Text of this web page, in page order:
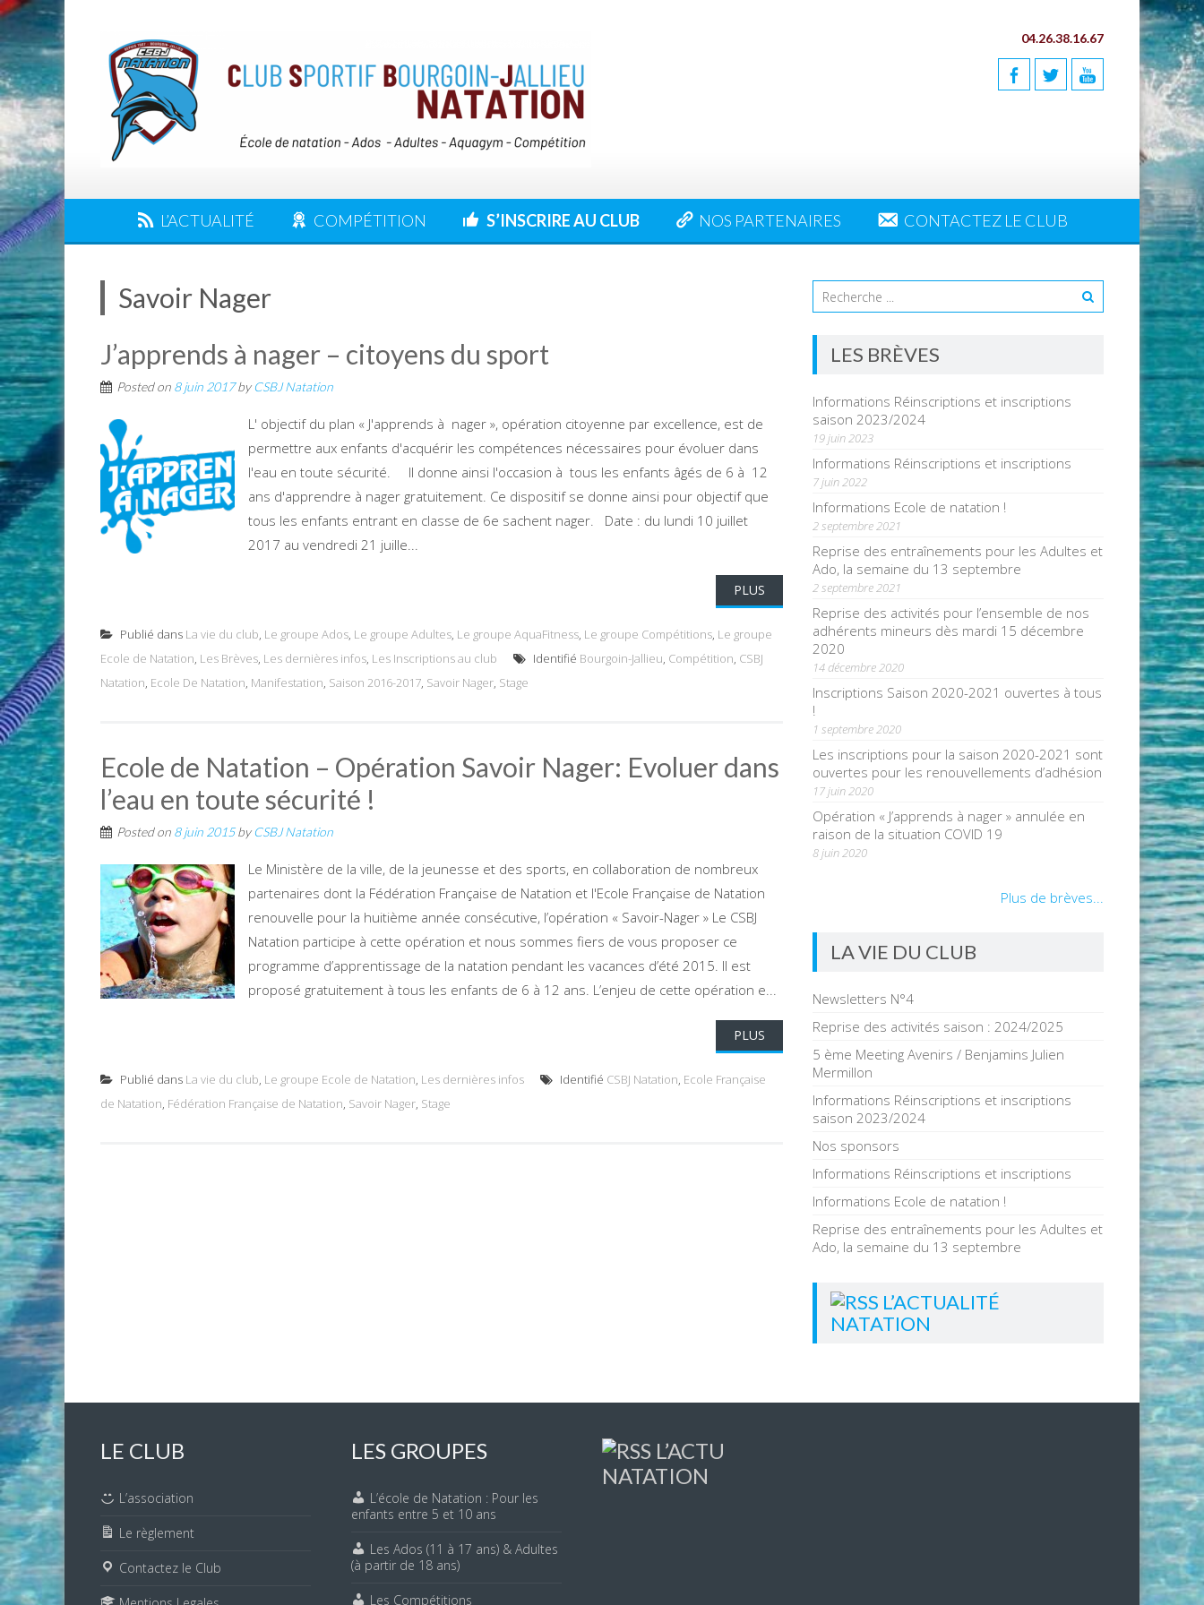
04.26.38.16.67
L’ACTUALITÉ COMPÉTITION S’INSCRIRE AU CLUB NOS PARTENAIRES CONTACTEZ LE CLUB
Savoir Nager
J’apprends à nager – citoyens du sport
Posted on 8 juin 2017by CSBJ Natation
L' objectif du plan « J'apprends à nager », opération citoyenne par excellence, est de
permettre aux enfants d'acquérir les compétences nécessaires pour évoluer dans
l'eau en toute sécurité. Il donne ainsi l'occasion à tous les enfants âgés de 6 à 12
ans d'apprendre à nager gratuitement. Ce dispositif se donne ainsi pour objectif que
tous les enfants entrant en classe de 6e sachent nager. Date : du lundi 10 juillet
2017 au vendredi 21 juille...
PLUS
Publié dans La vie du club, Le groupe Ados, Le groupe Adultes, Le groupe AquaFitness, Le groupe Compétitions, Le groupe
Ecole de Natation, Les Brèves, Les dernières infos, Les Inscriptions au club Identifié Bourgoin-Jallieu, Compétition, CSBJ
Natation, Ecole De Natation, Manifestation, Saison 2016-2017, Savoir Nager, Stage
Ecole de Natation – Opération Savoir Nager: Evoluer dans
l’eau en toute sécurité !
Posted on 8 juin 2015by CSBJ Natation
Le Ministère de la ville, de la jeunesse et des sports, en collaboration de nombreux
partenaires dont la Fédération Française de Natation et l'Ecole Française de Natation
renouvelle pour la huitième année consécutive, l’opération « Savoir-Nager » Le CSBJ
Natation participe à cette opération et nous sommes fiers de vous proposer ce
programme d’apprentissage de la natation pendant les vacances d’été 2015. Il est
proposé gratuitement à tous les enfants de 6 à 12 ans. L’enjeu de cette opération e...
PLUS
Publié dans La vie du club, Le groupe Ecole de Natation, Les dernières infos Identifié CSBJ Natation, Ecole Française
de Natation, Fédération Française de Natation, Savoir Nager, Stage
LES BRÈVES
Informations Réinscriptions et inscriptions
saison 2023/2024
19 juin 2023
Informations Réinscriptions et inscriptions
7 juin 2022
Informations Ecole de natation !
2 septembre 2021
Reprise des entraînements pour les Adultes et
Ado, la semaine du 13 septembre
2 septembre 2021
Reprise des activités pour l’ensemble de nos
adhérents mineurs dès mardi 15 décembre
2020
14 décembre 2020
Inscriptions Saison 2020-2021 ouvertes à tous
!
1 septembre 2020
Les inscriptions pour la saison 2020-2021 sont
ouvertes pour les renouvellements d’adhésion
17 juin 2020
Opération « J’apprends à nager » annulée en
raison de la situation COVID 19
8 juin 2020
Plus de brèves...
LA VIE DU CLUB
Newsletters N°4
Reprise des activités saison : 2024/2025
5 ème Meeting Avenirs / Benjamins Julien
Mermillon
Informations Réinscriptions et inscriptions
saison 2023/2024
Nos sponsors
Informations Réinscriptions et inscriptions
Informations Ecole de natation !
Reprise des entraînements pour les Adultes et
Ado, la semaine du 13 septembre
L’ACTUALITÉ
NATATION
LE CLUB
L’association
Le règlement
Contactez le Club
LES GROUPES
L’école de Natation : Pour les
enfants entre 5 et 10 ans
Les Ados (11 à 17 ans) & Adultes
(à partir de 18 ans)
Les Compétitions
L’ACTU
NATATION